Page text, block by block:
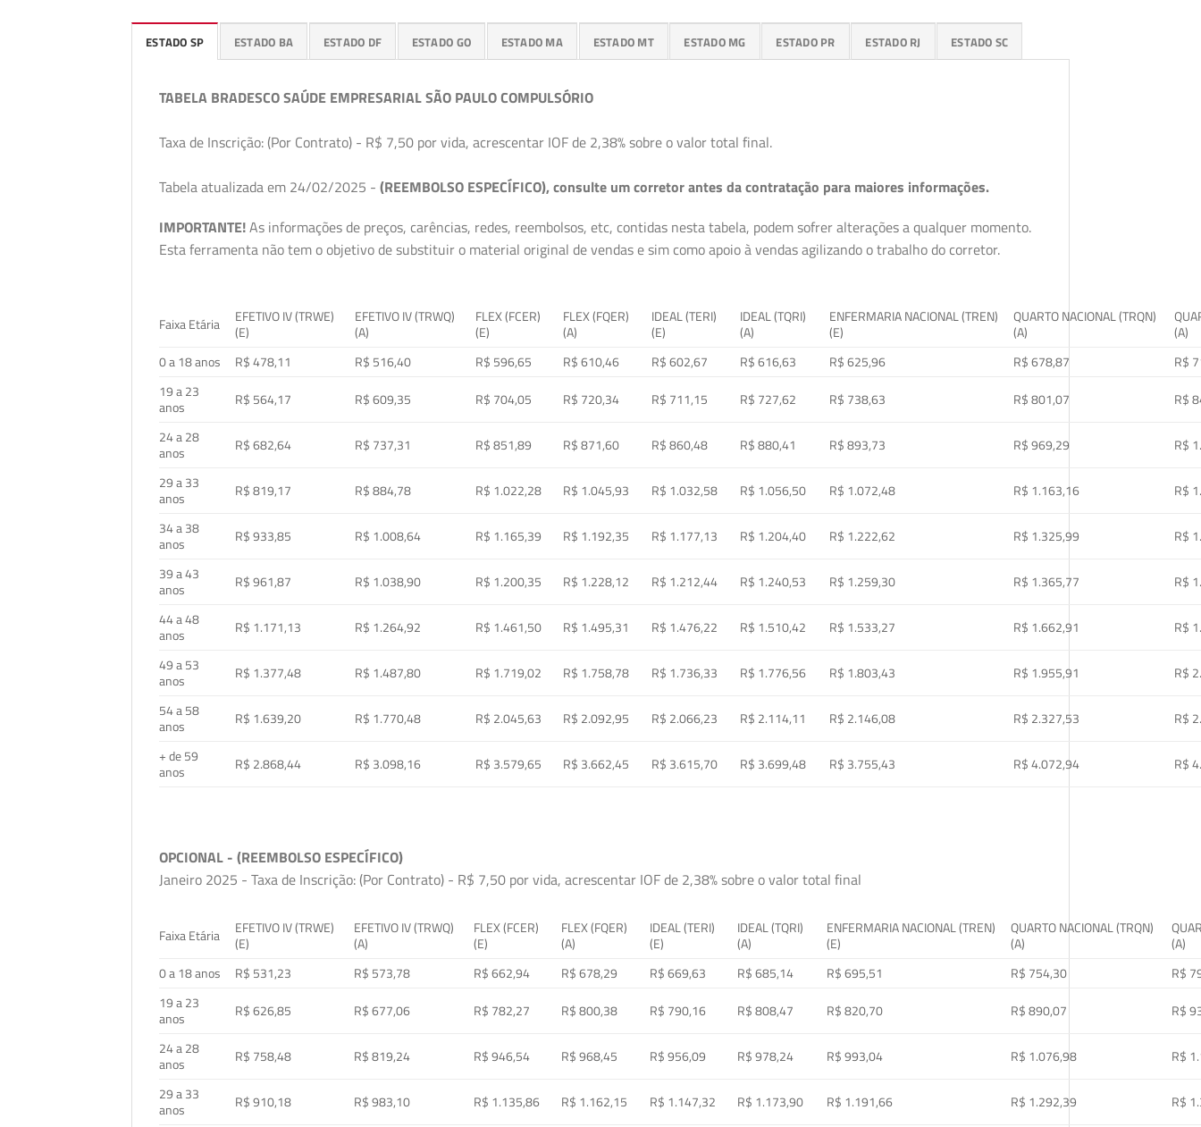
ESTADO SP ESTADO BA ESTADO DF ESTADO GO ESTADO MA ESTADO MT ESTADO MG ESTADO PR ESTADO RJ ESTADO SC
TABELA BRADESCO SAÚDE EMPRESARIAL SÃO PAULO COMPULSÓRIO
Taxa de Inscrição: (Por Contrato) - R$ 7,50 por vida, acrescentar IOF de 2,38% sobre o valor total final.
Tabela atualizada em 24/02/2025 - (REEMBOLSO ESPECÍFICO), consulte um corretor antes da contratação para maiores informações.
IMPORTANTE!As informações de preços, carências, redes, reembolsos, etc, contidas nesta tabela, podem sofrer alterações a qualquer momento.
Esta ferramenta não tem o objetivo de substituir o material original de vendas e sim como apoio à vendas agilizando o trabalho do corretor.
Faixa Etária
EFETIVO IV (TRWE)
(E)
EFETIVO IV (TRWQ)
(A)
FLEX (FCER)
(E)
FLEX (FQER)
(A)
IDEAL (TERI)
(E)
IDEAL (TQRI)
(A)
ENFERMARIA NACIONAL (TREN)
(E)
QUARTO NACIONAL (TRQN)
(A)
(A)
0 a 18 anos
R$ 478,11 R$ 516,40 R$ 596,65 R$ 610,46 R$ 602,67 R$ 616,63 R$ 625,96 R$ 678,87
R$
19 a 23
anos
R$ 564,17 R$ 609,35 R$ 704,05 R$ 720,34 R$ 711,15 R$ 727,62 R$ 738,63 R$ 801,07
R$
24 a 28
anos
R$ 682,64 R$ 737,31 R$ 851,89 R$ 871,60 R$ 860,48 R$ 880,41 R$ 893,73 R$ 969,29
R$
29 a 33
anos
R$ 819,17 R$ 884,78 R$ 1.022,28 R$ 1.045,93 R$ 1.032,58 R$ 1.056,50 R$ 1.072,48 R$ 1.163,16
R$
34 a 38
anos
R$ 933,85 R$ 1.008,64 R$ 1.165,39 R$ 1.192,35 R$ 1.177,13 R$ 1.204,40 R$ 1.222,62 R$ 1.325,99
R$
39 a 43
anos
R$ 961,87 R$ 1.038,90 R$ 1.200,35 R$ 1.228,12 R$ 1.212,44 R$ 1.240,53 R$ 1.259,30 R$ 1.365,77
R$
44 a 48
anos
R$ 1.171,13 R$ 1.264,92 R$ 1.461,50 R$ 1.495,31 R$ 1.476,22 R$ 1.510,42 R$ 1.533,27 R$ 1.662,91
R$
49 a 53
anos
R$ 1.377,48 R$ 1.487,80 R$ 1.719,02 R$ 1.758,78 R$ 1.736,33 R$ 1.776,56 R$ 1.803,43 R$ 1.955,91
R$
54 a 58
anos
R$ 1.639,20 R$ 1.770,48 R$ 2.045,63 R$ 2.092,95 R$ 2.066,23 R$ 2.114,11 R$ 2.146,08 R$ 2.327,53
R$
+ de 59
anos
R$ 2.868,44 R$ 3.098,16 R$ 3.579,65 R$ 3.662,45 R$ 3.615,70 R$ 3.699,48 R$ 3.755,43 R$ 4.072,94 R$
OPCIONAL - (REEMBOLSO ESPECÍFICO)
Janeiro 2025 - Taxa de Inscrição: (Por Contrato) - R$ 7,50 por vida, acrescentar IOF de 2,38% sobre o valor total final
Faixa Etária
EFETIVO IV (TRWE)
(E)
EFETIVO IV (TRWQ)
(A)
FLEX (FCER)
(E)
FLEX (FQER)
(A)
IDEAL (TERI)
(E)
IDEAL (TQRI)
(A)
ENFERMARIA NACIONAL (TREN)
(E)
QUARTO NACIONAL (TRQN)
(A)
(A)
0 a 18 anos
R$ 531,23 R$ 573,78 R$ 662,94 R$ 678,29 R$ 669,63 R$ 685,14 R$ 695,51 R$ 754,30
R$
19 a 23
anos
R$ 626,85 R$ 677,06 R$ 782,27 R$ 800,38 R$ 790,16 R$ 808,47 R$ 820,70 R$ 890,07
R$
24 a 28
anos
R$ 758,48 R$ 819,24 R$ 946,54 R$ 968,45 R$ 956,09 R$ 978,24 R$ 993,04 R$ 1.076,98
R$
29 a 33
anos
R$ 910,18 R$ 983,10 R$ 1.135,86 R$ 1.162,15 R$ 1.147,32 R$ 1.173,90 R$ 1.191,66 R$ 1.292,39
R$